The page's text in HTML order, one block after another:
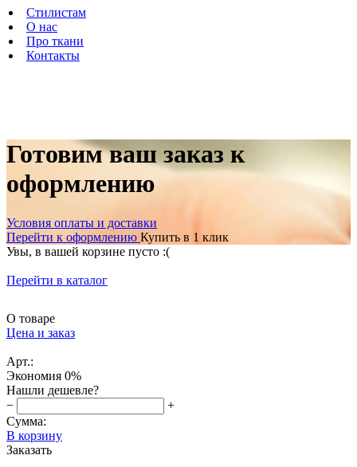
Стилистам
О нас
Про ткани
Контакты
Готовим ваш заказ к
оформлению
Условия оплаты и доставки
Перейти к оформлению Купить в 1 клик
Увы, в вашей корзине пусто :(
Перейти в каталог
О товаре
Цена и заказ
Арт.:
Экономия 0%
Нашли дешевле?
−
+
Сумма:
В корзину
Заказать